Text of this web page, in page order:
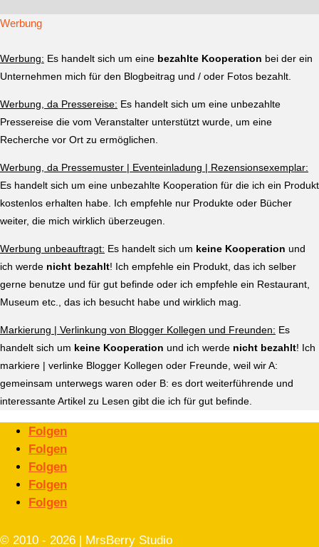
Werbung
Werbung: Es handelt sich um eine bezahlte Kooperation bei der ein
Unternehmen mich für den Blogbeitrag und / oder Fotos bezahlt.
Werbung, da Pressereise: Es handelt sich um eine unbezahlte
Pressereise die vom Veranstalter unterstützt wurde, um eine
Recherche vor Ort zu ermöglichen.
Werbung, da Pressemuster | Eventeinladung | Rezensionsexemplar:
Es handelt sich um eine unbezahlte Kooperation für die ich ein Produkt
kostenlos erhalten habe. Ich empfehle nur Produkte oder Bücher
weiter, die mich wirklich überzeugen.
Werbung unbeauftragt: Es handelt sich um keine Kooperation und
ich werde nicht bezahlt! Ich empfehle ein Produkt, das ich selber
gerne benutze und für gut befinde oder ich empfehle ein Restaurant,
Museum etc., das ich besucht habe und wirklich mag.
Markierung | Verlinkung von Blogger Kollegen und Freunden: Es
handelt sich um keine Kooperation und ich werde nicht bezahlt! Ich
markiere | verlinke Blogger Kollegen oder Freunde, weil wir A:
gemeinsam unterwegs waren oder B: es dort weiterführende und
interessante Artikel zu Lesen gibt die ich für gut befinde.
Folgen
Folgen
Folgen
Folgen
Folgen
© 2010 - 2026 | MrsBerry Studio